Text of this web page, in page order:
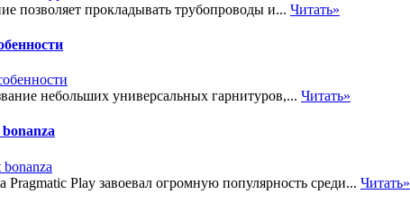
позволяет прокладывать трубопроводы и... Читать»
небольших универсальных гарнитуров,... Читать»
Pragmatic Play завоевал огромную популярность среди... Читать»